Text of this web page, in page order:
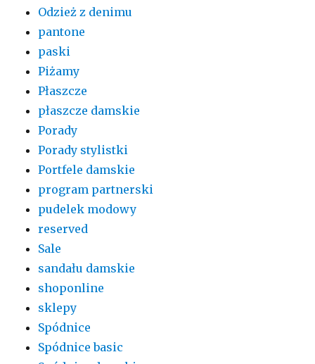
Odzież z denimu
pantone
paski
Piżamy
Płaszcze
płaszcze damskie
Porady
Porady stylistki
Portfele damskie
program partnerski
pudelek modowy
reserved
Sale
sandału damskie
shoponline
sklepy
Spódnice
Spódnice basic